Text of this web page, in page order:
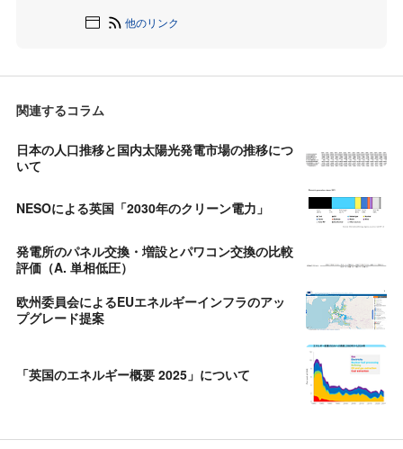
他のリンク
関連するコラム
日本の人口推移と国内太陽光発電市場の推移につ
いて
NESOによる英国「2030年のクリーン電力」
発電所のパネル交換・増設とパワコン交換の比較
評価（A. 単相低圧）
欧州委員会によるEUエネルギーインフラのアッ
プグレード提案
「英国のエネルギー概要 2025」について